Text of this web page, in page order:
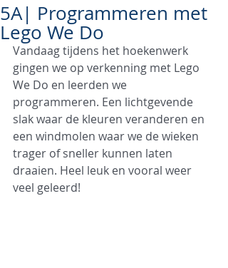
5A| Programmeren met
Lego We Do
Vandaag tijdens het hoekenwerk
gingen we op verkenning met Lego
We Do en leerden we
programmeren. Een lichtgevende
slak waar de kleuren veranderen en
een windmolen waar we de wieken
trager of sneller kunnen laten
draaien. Heel leuk en vooral weer
veel geleerd!